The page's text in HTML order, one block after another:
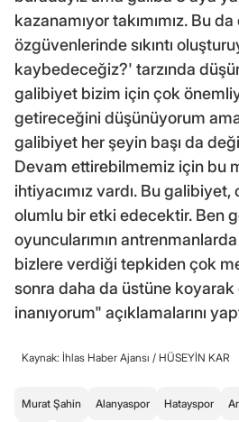
kazanamıyor takımımız. Bu
özgüvenlerinde sıkıntı
kaybedeceğiz?' tarzında
galibiyet bizim için çok
getireceğini düşünüyorum
galibiyet her şeyin başı da
Devam ettirebilmemiz için bu
ihtiyacımız vardı. Bu
olumlu bir etki edecektir. Ben
oyuncularımın
bizlere verdiği tepkiden çok
sonra daha da üstüne
inanıyorum" açıklamalarını
Kaynak: İhlas Haber Ajansı / HÜSEYİN KAR
Murat Şahin Alanyaspor Hatayspor